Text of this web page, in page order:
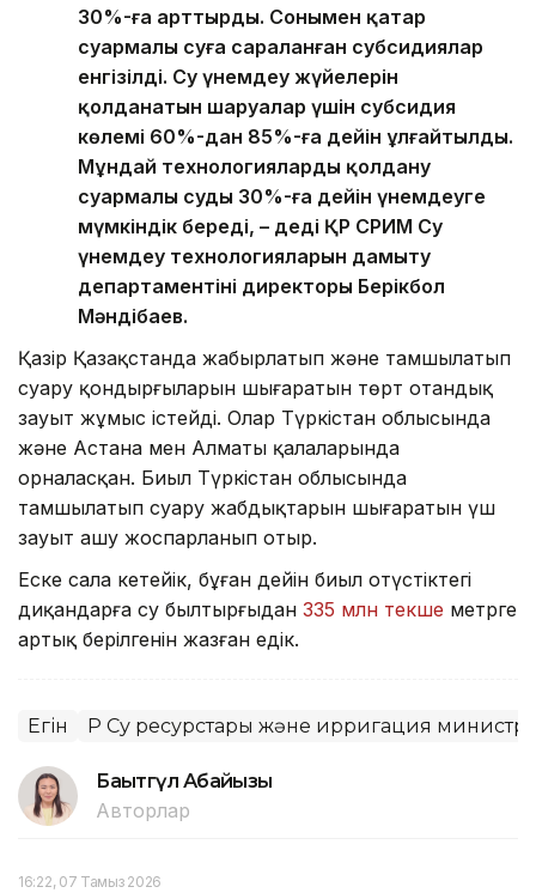
30%-ға арттырды. Сонымен қатар
суармалы суға сараланған субсидиялар
енгізілді. Су үнемдеу жүйелерін
қолданатын шаруалар үшін субсидия
көлемі 60%-дан 85%-ға дейін ұлғайтылды.
Мұндай технологияларды қолдану
суармалы суды 30%-ға дейін үнемдеуге
мүмкіндік береді, – деді ҚР СРИМ Су
үнемдеу технологияларын дамыту
департаментінің директоры Берікбол
Мәндібаев.
Қазір Қазақстанда жаңбырлатып және тамшылатып
суару қондырғыларын шығаратын төрт отандық
зауыт жұмыс істейді. Олар Түркістан облысында
және Астана мен Алматы қалаларында
орналасқан. Биыл Түркістан облысында
тамшылатып суару жабдықтарын шығаратын үш
зауыт ашу жоспарланып отыр.
Еске сала кетейік, бұған дейін биыл оңтүстіктегі
диқандарға су былтырғыдан 335 млн текше метрге
артық берілгенін жазған едік.
Егін ҚР Су ресурстары және ирригация
Бақытгүл Абайқызы
Авторлар
16:22, 07 Тамыз 2026